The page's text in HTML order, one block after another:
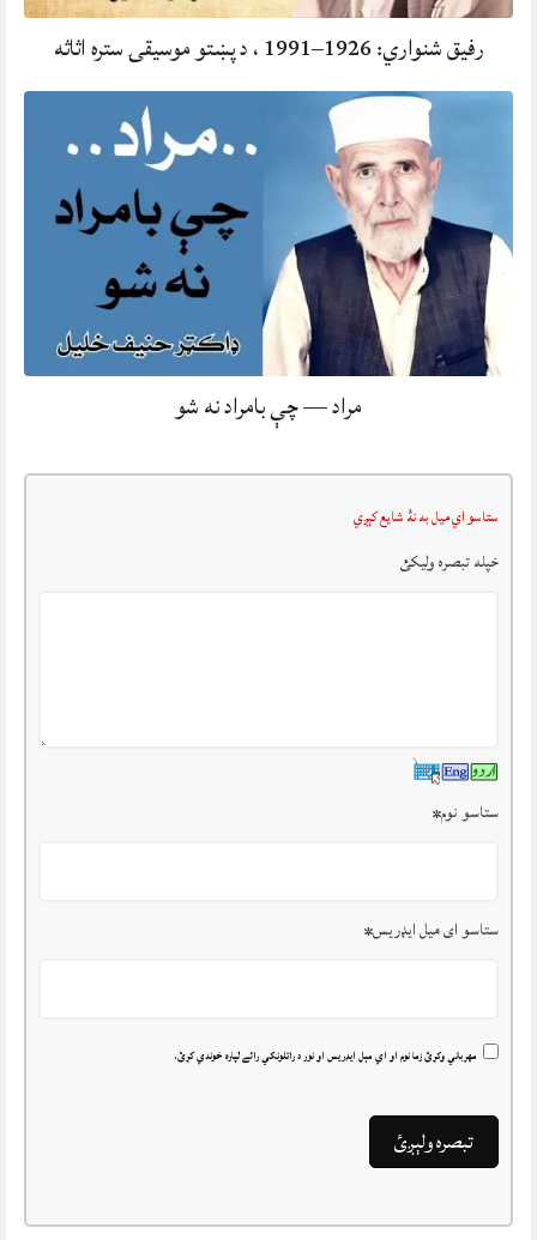
رفيق شنواري: 1926–1991 ، د پښتو موسيقۍ ستره اثاثه
مراد — چې بامراد نه شو
ستاسو اي ميل به نۀ شايع کېږي
خپله تبصرہ وليکئ
ستاسو نوم*
ستاسو ای میل ایډریس*
مهرباني وکړئ زما نوم او اي مېل ايډريس او نور د راتلونکي رائے لپاره خوندي کړئ.